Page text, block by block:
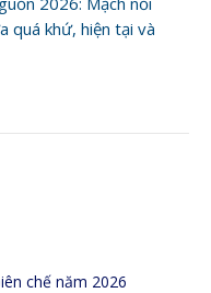
quá khứ, hiện tại và
chế năm 2026